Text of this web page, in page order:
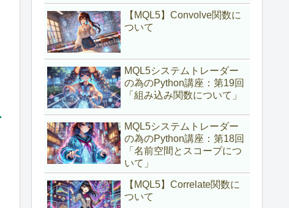
について」
【MQL5】Convolve関数に
ついて
MQL5システムトレーダー
の為のPython講座：第19回
「組み込み関数について」
MQL5システムトレーダー
の為のPython講座：第18回
「名前空間とスコープにつ
いて」
【MQL5】Correlate関数に
ついて